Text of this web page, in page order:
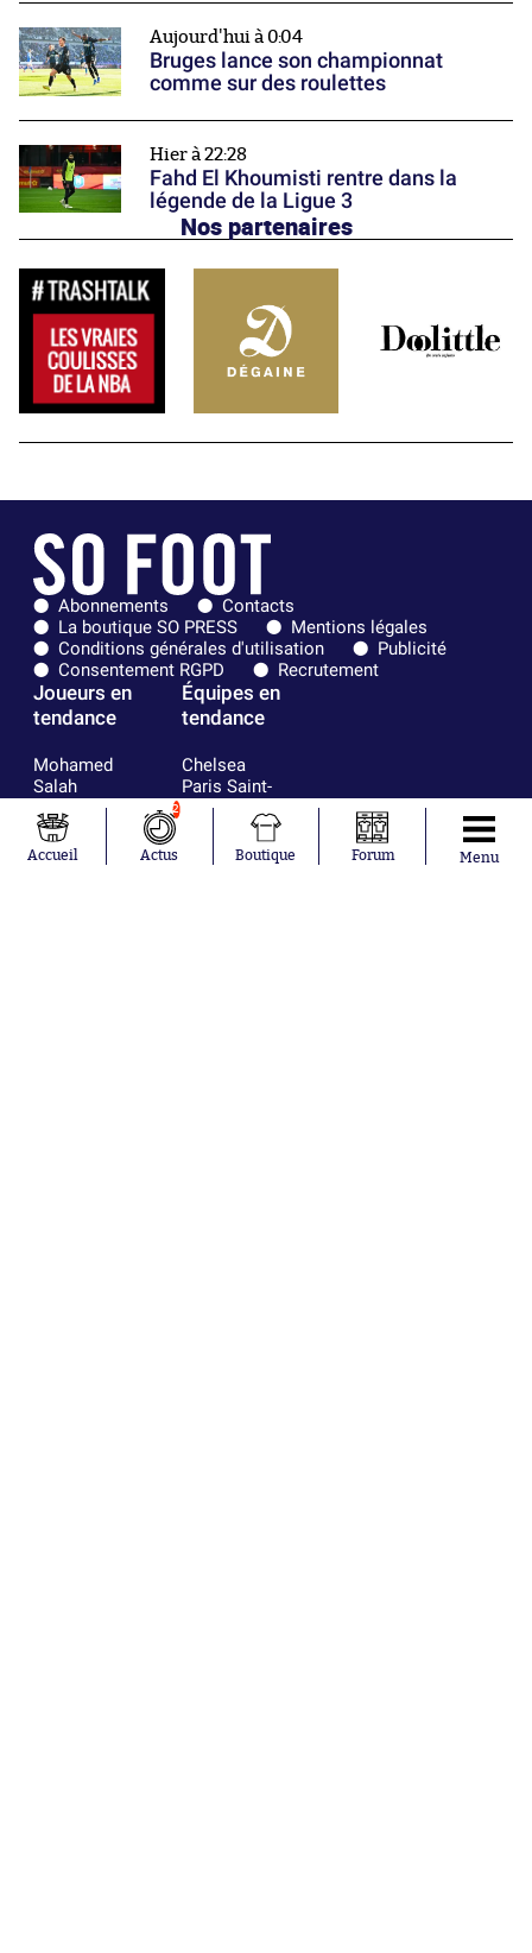
Aujourd'hui à 0:04
Bruges lance son championnat
comme sur des roulettes
Hier à 22:28
Fahd El Khoumisti rentre dans la
légende de la Ligue 3
Nos partenaires
Abonnements
Contacts
La boutique SO PRESS
Mentions légales
Conditions générales d'utilisation
Publicité
Consentement RGPD
Recrutement
Joueurs en
tendance
Mohamed
Salah
Mykhailo
Mudryk
Neymar
Khalis Merah
Équipes en
tendance
Chelsea
Paris Saint-
Germain
Bordeaux
Olympique
lyonnais
Accueil
2
Actus Boutique Forum Menu